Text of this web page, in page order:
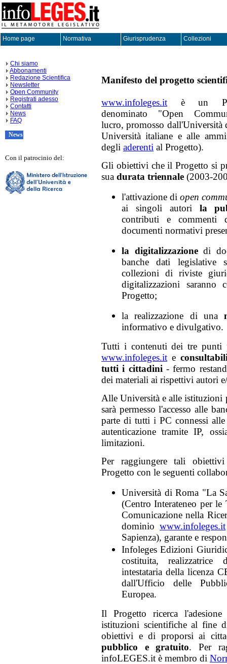
Home page Normativa Giurisprudenza Collezioni
Chi siamo
Abbonamenti
Redazione Scientifica
Newsletter
Open Community
Registrati adesso
Contatti
News
FAQ
News
Con il patrocinio del:
Manifesto del progetto
www.infoleges.it è un
denominato "Open
lucro, promosso
Università italiane e alle
degli aderenti al Progetto).
Gli obiettivi che il Progetto si
sua durata triennale (2003-
l'attivazione di open
ai singoli autori la
contributi e commenti
documenti normativi
la digitalizzazionedi
banche dati legislative
collezioni di riviste
digitalizzazioni
Progetto;
la realizzazione di una
informativo e divulgativo.
Tutti i contenuti dei tre punti
www.infoleges.it e
tutti i cittadini - fermo
dei materiali ai rispettivi autori
Alle Università e alle istituzioni
sarà permesso l'accesso alle
parte di tutti i PC connessi
autenticazione tramite IP,
limitazioni.
Per raggiungere tali
Progetto con le seguenti
Università di Roma "La
(Centro Interateneo per
Comunicazione nella
dominio www.infoleges.it
Sapienza), garante e
Infoleges Edizioni
costituita, realizzatrice
intestataria della licenza
dall'Ufficio delle
Europea.
Il Progetto ricerca
istituzioni scientifiche al fine
obiettivi e di proporsi ai
pubblico e gratuito. Per
infoLEGES.it è membro di